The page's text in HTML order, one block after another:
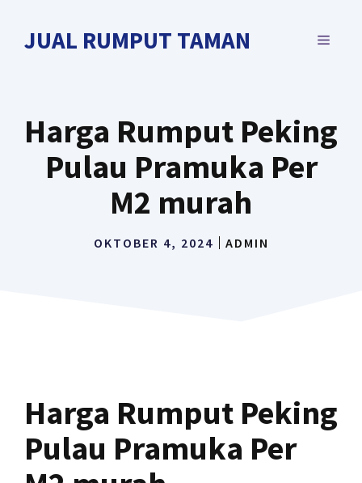
JUAL RUMPUT TAMAN MENU
Harga Rumput Peking
Pulau Pramuka Per
M2 murah
OKTOBER 4, 2024 ADMIN
Harga Rumput Peking
Pulau Pramuka Per